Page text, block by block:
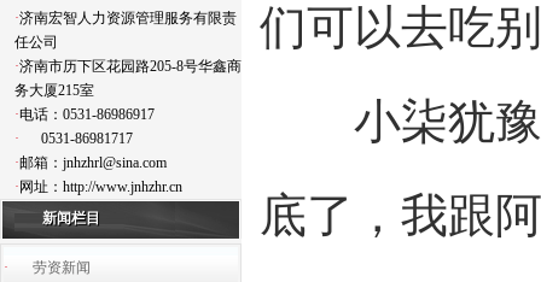
·济南宏智人力资源管理服务有限责
任公司
·济南市历下区花园路205-8号华鑫商
务大厦215室
·电话：0531-86986917
· 0531-86981717
·邮箱：jnhzhrl@sina.com
· 网址：http://www.jnhzhr.cn
新闻栏目
· 劳资新闻
们可以去吃
小柒犹豫
底了，我跟